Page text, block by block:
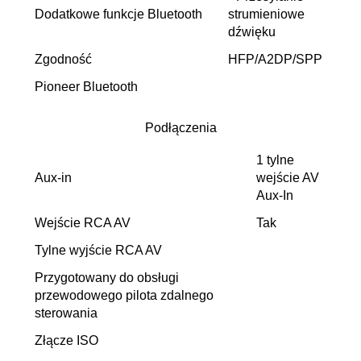
Dodatkowe funkcje Bluetooth
strumieniowe
dźwięku
Zgodność
HFP/A2DP/SPP
Pioneer Bluetooth
Podłączenia
Aux-in
1 tylne
wejście AV
Aux-In
Wejście RCA AV
Tak
Tylne wyjście RCA AV
Przygotowany do obsługi
przewodowego pilota zdalnego
sterowania
Złącze ISO